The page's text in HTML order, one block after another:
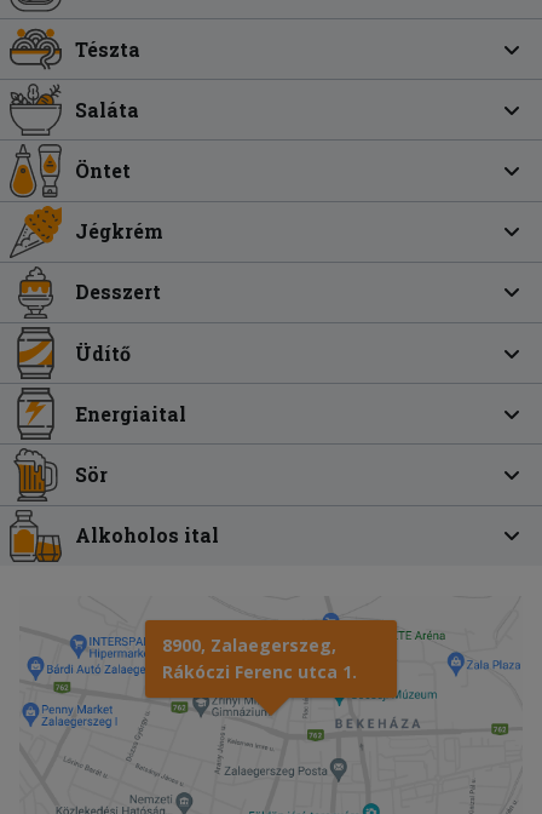
Tészta
Saláta
Öntet
Jégkrém
Desszert
Üdítő
Energiaital
Sör
Alkoholos ital
8900, Zalaegerszeg,
Rákóczi Ferenc utca 1.